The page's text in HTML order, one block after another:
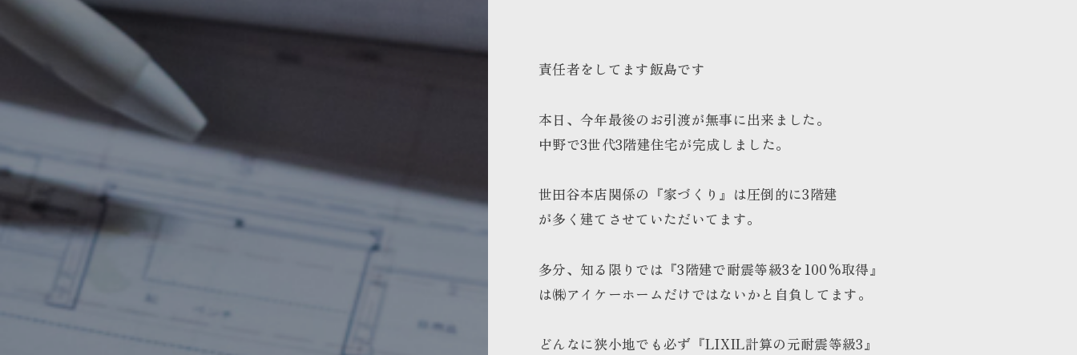
責任者をしてます飯島です
本日、今年最後のお引渡が無事に出来ました。
中野で3世代3階建住宅が完成しました。
世田谷本店関係の『家づくり』は圧倒的に3階建
が多く建てさせていただいてます。
多分、知る限りでは『3階建で耐震等級3を100%取得』
は㈱アイケーホームだけではないかと自負してます。
どんなに狭小地でも必ず『LIXIL計算の元耐震等級3』